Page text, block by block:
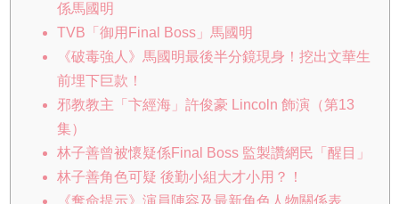
係馬國明
TVB「御用Final Boss」馬國明
《破毒強人》馬國明最後半分鏡現身！挖出文華生
前埋下巨款！
邪教教主「卞經海」許俊豪 Lincoln 飾演（第13
集）
林子善曾被懷疑係Final Boss 監製讚網民「醒目」
林子善角色可疑 後勤小組大才小用？！
《奪命提示》演員陣容及最新角色人物關係表